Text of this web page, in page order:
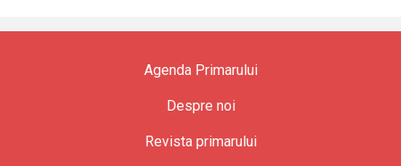
Agenda Primarului
Despre noi
Revista primarului